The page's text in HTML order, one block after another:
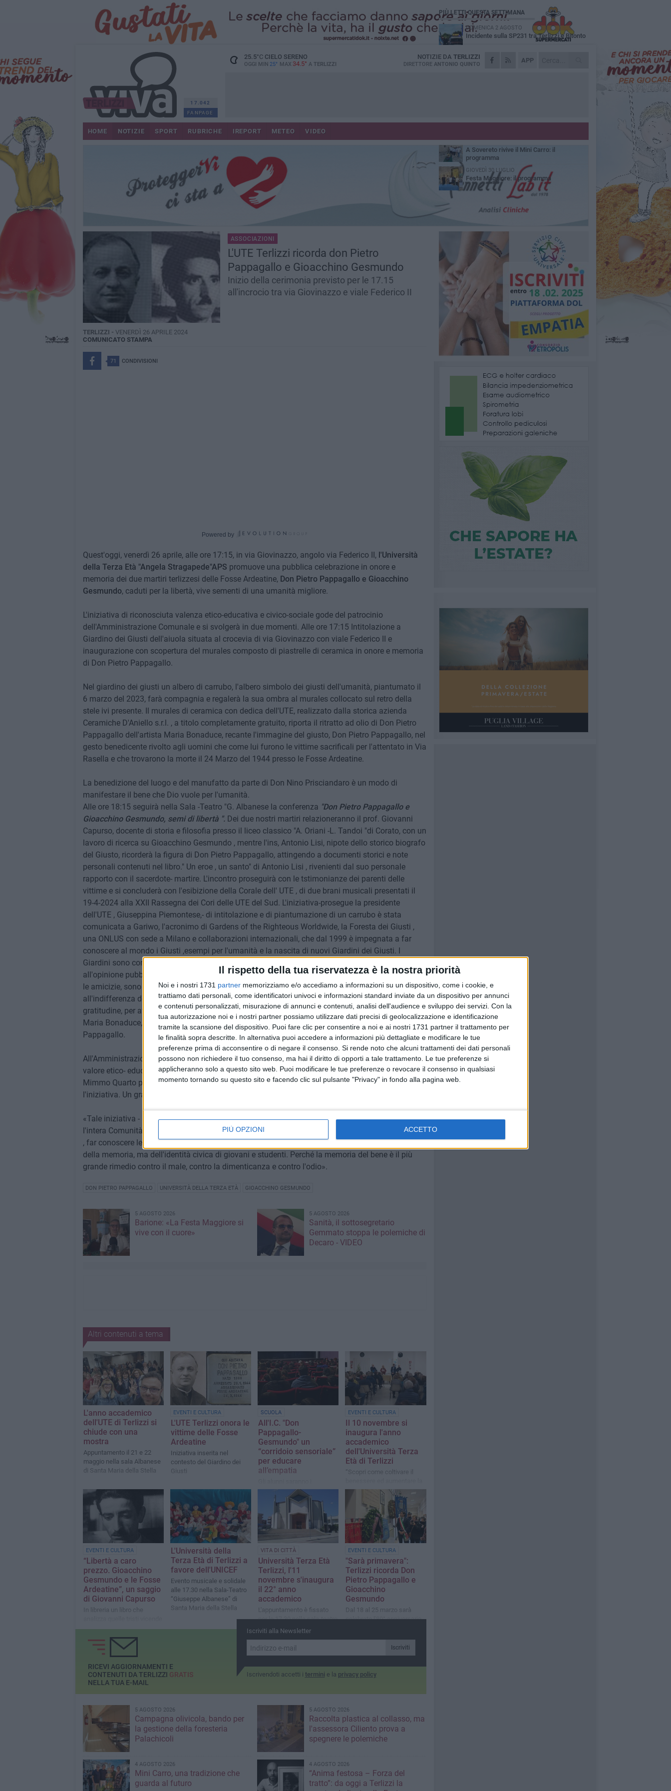
Il rispetto della tua riservatezza è la nostra priorità
Noi e i nostri 1731 partner memorizziamo e/o accediamo a informazioni su un dispositivo, come i cookie, e
trattiamo dati personali, come identificatori univoci e informazioni standard inviate da un dispositivo per annunci
e contenuti personalizzati, misurazione di annunci e contenuti, analisi dell'audience e sviluppo dei servizi. Con la
tua autorizzazione noi e i nostri partner possiamo utilizzare dati precisi di geolocalizzazione e identificazione
tramite la scansione del dispositivo. Puoi fare clic per consentire a noi e ai nostri 1731 partner il trattamento per
le finalità sopra descritte. In alternativa puoi accedere a informazioni più dettagliate e modificare le tue
preferenze prima di acconsentire o di negare il consenso. Si rende noto che alcuni trattamenti dei dati personali
possono non richiedere il tuo consenso, ma hai il diritto di opporti a tale trattamento. Le tue preferenze si
applicheranno solo a questo sito web. Puoi modificare le tue preferenze o revocare il consenso in qualsiasi
momento tornando su questo sito e facendo clic sul pulsante "Privacy" in fondo alla pagina web.
PIÙ OPZIONI ACCETTO
17.042
FANPAGE
25.5°CCIELO SERENO
OGGI MIN 25° MAX 34.5° A TERLIZZI
APP
NOTIZIE DA TERLIZZI
DIRETTORE ANTONIO QUINTO
HOME NOTIZIE SPORT RUBRICHE IREPORT METEO VIDEO
ASSOCIAZIONI
L'UTE Terlizzi ricorda don Pietro
Pappagallo e Gioacchino Gesmundo
Inizio della cerimonia previsto per le 17.15
all'incrocio tra via Giovinazzo e viale Federico II
TERLIZZI - VENERDÌ 26 APRILE 2024
COMUNICATO STAMPA
71 CONDIVISIONI
Powered by
Quest'oggi, venerdì 26 aprile, alle ore 17:15, in via Giovinazzo, angolo via Federico II, l'Università
della Terza Età "Angela Stragapede"APS promuove una pubblica celebrazione in onore e
memoria dei due martiri terlizzesi delle Fosse Ardeatine, Don Pietro Pappagallo e Gioacchino
Gesmundo, caduti per la libertà, vive sementi di una umanità migliore.
L'iniziativa di riconosciuta valenza etico-educativa e civico-sociale gode del patrocinio
dell'Amministrazione Comunale e si svolgerà in due momenti. Alle ore 17:15 Intitolazione a
Giardino dei Giusti dell'aiuola situata al crocevia di via Giovinazzo con viale Federico II e
inaugurazione con scopertura del murales composto di piastrelle di ceramica in onore e memoria
di Don Pietro Pappagallo.
Nel giardino dei giusti un albero di carrubo, l'albero simbolo dei giusti dell'umanità, piantumato il
6 marzo del 2023, farà compagnia e regalerà la sua ombra al murales collocato sul retro della
stele ivi presente. Il murales di ceramica con dedica dell'UTE, realizzato dalla storica azienda
Ceramiche D'Aniello s.r.l. , a titolo completamente gratuito, riporta il ritratto ad olio di Don Pietro
Pappagallo dell'artista Maria Bonaduce, recante l'immagine del giusto, Don Pietro Pappagallo, nel
gesto benedicente rivolto agli uomini che come lui furono le vittime sacrificali per l'attentato in Via
Rasella e che trovarono la morte il 24 Marzo del 1944 presso le Fosse Ardeatine.
La benedizione del luogo e del manufatto da parte di Don Nino Prisciandaro è un modo di
manifestare il bene che Dio vuole per l'umanità.
Alle ore 18:15 seguirà nella Sala -Teatro "G. Albanese la conferenza "Don Pietro Pappagallo e
Gioacchino Gesmundo, semi di libertà ". Dei due nostri martiri relazioneranno il prof. Giovanni
Capurso, docente di storia e filosofia presso il liceo classico "A. Oriani -L. Tandoi "di Corato, con un
lavoro di ricerca su Gioacchino Gesmundo , mentre l'ins, Antonio Lisi, nipote dello storico biografo
del Giusto, ricorderà la figura di Don Pietro Pappagallo, attingendo a documenti storici e note
personali contenuti nel libro." Un eroe , un santo" di Antonio Lisi , rivenienti dal suo personale
rapporto con il sacerdote- martire. L'incontro proseguirà con le tstimonianze dei parenti delle
vittime e si concluderà con l'esibizione della Corale dell' UTE , di due brani musicali presentati il
19-4-2024 alla XXII Rassegna dei Cori delle UTE del Sud. L'iniziativa-prosegue la presidente
dell'UTE , Giuseppina Piemontese,- di intitolazione e di piantumazione di un carrubo è stata
comunicata a Gariwo, l'acronimo di Gardens of the Righteous Worldwide, la Foresta dei Giusti ,
una ONLUS con sede a Milano e collaborazioni internazionali, che dal 1999 è impegnata a far
conoscere al mondo i Giusti ,esempi per l'umanità e la nascita di nuovi Giardini dei Giusti. I
Giardini sono come libri aperti che raccontano le storie dei Giusti: hanno il compito di presentare
all'opinione pubblica gli esempi di quanti, uomini e donne , mettendo a rischio la vita, la carriera,
le amicizie, sono stati capaci di preservare i valori umani di fronte a leggi ingiuste o
all'indifferenza della società. L'UTE esprime all'azienda Ceramiche D'Aniello s.r.l. profonda
gratitudine, per aver realizzato e donato il pregevole murales in ceramica . Un grazie alla pittrice,
Maria Bonaduce, per la gentile concessione dell'utilizzo del dipinto ad olio su tela di Don Pietro
Pappagallo.
All'Amministrazione Comunale il grazie dell'UTE per aver sostenuto il progetto avendone colto il
valore etico- educativo e civico-sociale. per la preziosa collaborato Un grazie altresì al marmista
Mimmo Quarto per la posa in opera del murales e a quanti in forme diverse hanno reso possibile
l'iniziativa. Un grazie particolare per l'impegno proiuso a Maria , Michele e Sandro del Direttivo.
«Tale iniziativa - scrive la presidente,Giuseppina Piemontese- è motivo di orgoglio e di onore per
l'intera Comunità, perché crediamo che fare memoria dei due martiri terlizzesi, caduti per la libertà
, far conoscere le storie dei Giusti possa contribuire in qualche modo alla costruzione non solo
della memoria, ma dell'identità civica di giovani e studenti. Perché la memoria del bene è il più
grande rimedio contro il male, contro la dimenticanza e contro l'odio».
DON PIETRO PAPPAGALLO UNIVERSITÀ DELLA TERZA ETÀ GIOACCHINO GESMUNDO
5 AGOSTO 2026
Barione: «La Festa Maggiore si
vive con il cuore»
5 AGOSTO 2026
Sanità, il sottosegretario
Gemmato stoppa le polemiche di
Decaro - VIDEO
Altri contenuti a tema
L'anno accademico
dell'UTE di Terlizzi si
chiude con una
mostra
Appuntamento il 21 e 22
maggio nella sala Albanese
di Santa Maria della Stella
EVENTI E CULTURA
L'UTE Terlizzi onora le
vittime delle Fosse
Ardeatine
Iniziativa inserita nel
contesto del Giardino dei
Giusti
SCUOLA
All'I.C. "Don
Pappagallo-
Gesmundo" un
“corridoio sensoriale”
per educare
all’empatia
protagonisti per riflettere
sulle relazioni sociali
EVENTI E CULTURA
Il 10 novembre si
inaugura l'anno
accademico
dell'Università Terza
Età di Terlizzi
​“Scopri come coltivare il
tua quota di felicità.” è lo
slogan che accompagnerà
lezioni, incontri e seminari
EVENTI E CULTURA
“Libertà a caro
prezzo. Gioacchino
Gesmundo e le Fosse
Ardeatine”, un saggio
di Giovanni Capurso
In libreria un libro che
che portarono alla morte
anche don Pietro
Pappagallo
L'Università della
Terza Età di Terlizzi a
favore dell'UNICEF
Evento musicale e solidale
alle 17.30 nella Sala-Teatro
“Giuseppe Albanese” di
Santa Maria della Stella
VITA DI CITTÀ
Università Terza Età
Terlizzi, l'11
novembre s'inaugura
il 22° anno
accademico
L'appuntamento è fissato
per le 17.30 nella sala-teatro
“G. Albanese” della
della Stella
EVENTI E CULTURA
"Sarà primavera":
Terlizzi ricorda Don
Pietro Pappagallo e
Gioacchino
Gesmundo
Dal 18 al 25 marzo sarà
celebrato l'80° anniversario
Iscriviti alla Newsletter
Iscriviti
Iscrivendoti accetti i termini e la privacy policy
RICEVI AGGIORNAMENTI E
CONTENUTI DA TERLIZZI GRATIS
NELLA TUA E-MAIL
5 AGOSTO 2026
Campagna olivicola, bando per
la gestione della foresteria
Palachicoli
5 AGOSTO 2026
Raccolta plastica al collasso, ma
l'assessora Ciliento prova a
spegnere le polemiche
4 AGOSTO 2026
Mini Carro, una tradizione che
guarda al futuro
4 AGOSTO 2026
“Anima festosa – Forza del
tratto”: da oggi a Terlizzi la
PIÙ LETTI QUESTA SETTIMANA
DOMENICA 2 AGOSTO
Incidente sulla SP231 tra Terlizzi e Bitonto
LUNEDÌ 3 AGOSTO
Gatto senza vita sul marciapiede: macabro
I timonieri incontrano i più piccoli: la
SABATO 1 AGOSTO
A Sovereto rivive il Mini Carro: il
programma
GIOVEDÌ 30 LUGLIO
Festa Maggiore: il programma